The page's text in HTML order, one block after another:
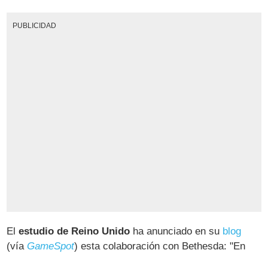
PUBLICIDAD
Elestudio de Reino Unido ha anunciado en su blog
(víaGameSpot) esta colaboración con Bethesda: "En